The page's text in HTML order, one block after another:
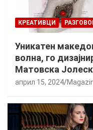
КРЕАТИВЦИ
Уникатен
волна, го
Матовска
април 15, 2024